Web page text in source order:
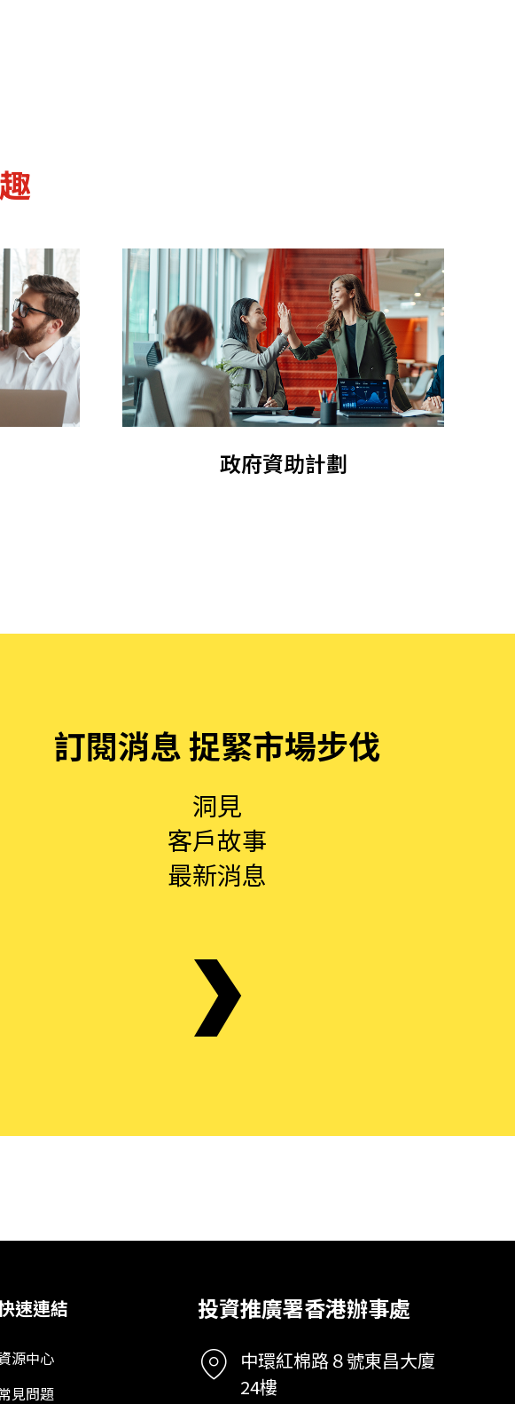
政府資助計劃
訂閱消息 捉緊市場步伐
洞見
客戶故事
最新消息
速連結
源中心
見問題
投資推廣署香港辦事處
中環紅棉路８號東昌大廈
24樓